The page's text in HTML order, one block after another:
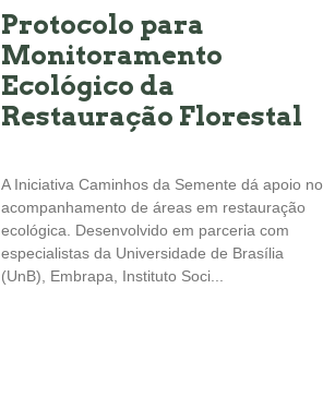
Protocolo para
Monitoramento
Ecológico da
Restauração Florestal
A Iniciativa Caminhos da Semente dá apoio no
acompanhamento de áreas em restauração
ecológica. Desenvolvido em parceria com
especialistas da Universidade de Brasília
(UnB), Embrapa, Instituto Soci...